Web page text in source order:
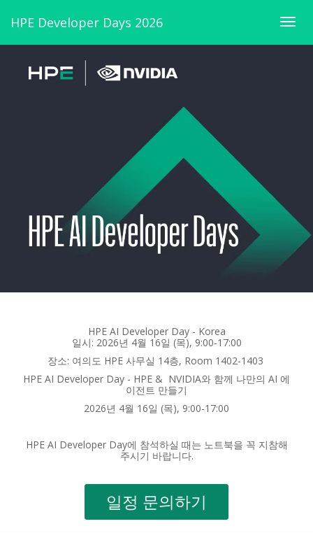
HPE Developer Days 2026
HPE AI Developer Day - Korea
일시: 2026년 4월 16일 (목), 9:00-17:00
장소: 여의도 HPE 사무실 14층, Room 1402-1403
HPE AI Developer Day - HPE & NVIDIA와 함께 나만의 AI 에
이전트 만들기
2026년 4월 16일 (목), 9:00-17:00
HPE AI Developer Day에 참석하실 때는 노트북을 꼭 지참해
주시기 바랍니다.
일정 문의하기